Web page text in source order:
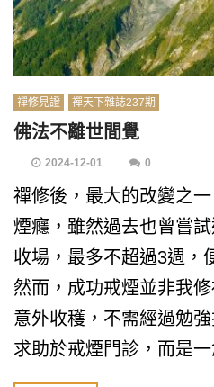
禪修見證 禪天下雜誌237期
佛法不離世間覺
2024-12-01 0
禪修後，最大的改變之
煙癮，雖然過去也曾嘗
收場，最多不超過3週，
然而，成功戒煙並非我
意外收穫，不需經過勉
求助於戒煙門診，而是